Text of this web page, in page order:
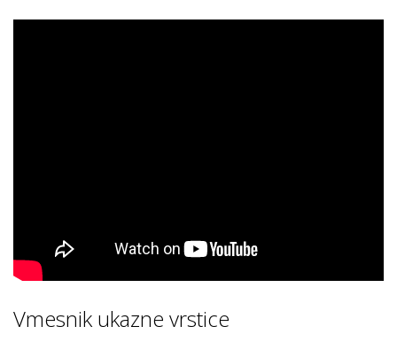
Vmesnik ukazne vrstice